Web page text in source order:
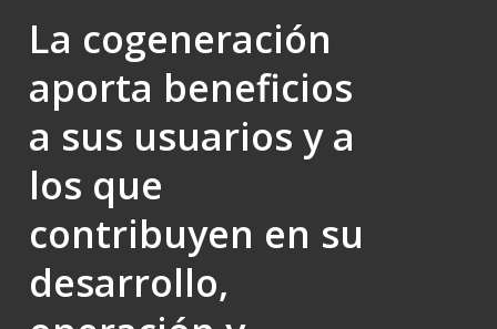
La cogeneración
aporta beneficios
a sus usuarios y a
los que
contribuyen en su
desarrollo,